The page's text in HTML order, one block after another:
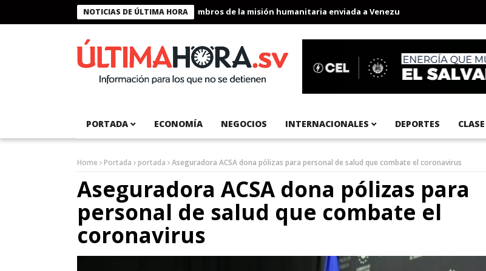
NOTICIAS DE ÚLTIMA HORA
Presidente Bukele condecora a miembros de la misión humanitaria enviada a Venezuela Aeropuerto
PORTADA ECONOMÍA NEGOCIOS INTERNACIONALES DEPORTES
Home Portada portada Aseguradora ACSA dona pólizas para personal de salud que combate el coronavirus
Aseguradora ACSA dona pólizas para
personal de salud que combate el
coronavirus